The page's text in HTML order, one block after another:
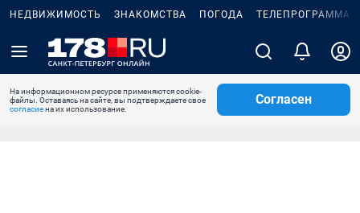
НЕДВИЖИМОСТЬ ЗНАКОМСТВА ПОГОДА ТЕЛЕПРОГРАММА
На информационном ресурсе применяются cookie-
файлы. Оставаясь на сайте, вы подтверждаете свое
согласиена их использование.
Согласен